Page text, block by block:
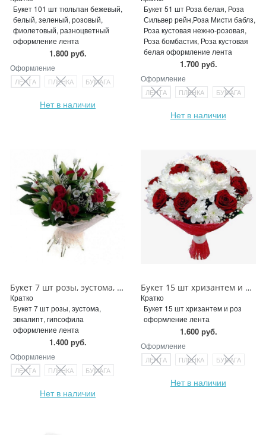
Букет 101 шт тюльпан бежевый,
белый, зеленый, розовый,
фиолетовый, разноцветный
оформление лента
1.800 руб.
Оформление
ЛЕНТА ПЛЕНКА БУМАГА
Нет в наличии
Букет 51 шт Роза белая, Роза
Сильвер рейн,Роза Мисти баблз,
Роза кустовая нежно-розовая,
Роза бомбастик, Роза кустовая
белая оформление лента
1.700 руб.
Оформление
ЛЕНТА ПЛЕНКА БУМАГА
Нет в наличии
Букет 7 шт розы, эустома, эвкалипт, гипсофила
Кратко
Букет 7 шт розы, эустома,
эвкалипт, гипсофила
оформление лента
1.400 руб.
Оформление
ЛЕНТА ПЛЕНКА БУМАГА
Нет в наличии
Букет 15 шт хризантем и роз
Кратко
Букет 15 шт хризантем и роз
оформление лента
1.600 руб.
Оформление
ЛЕНТА ПЛЕНКА БУМАГА
Нет в наличии